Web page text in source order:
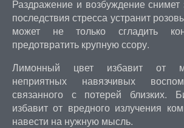
Раздражение и возбуждение
последствия стресса устранит
может не только сгладить
предотвратить крупную ссору.
Лимонный цвет избавит от
неприятных навязчивых
связанного с потерей близких.
избавит от вредного излучения
навести на нужную мысль.